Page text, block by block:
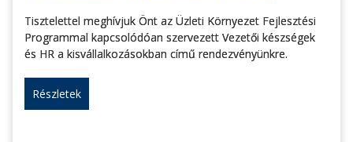
Tisztelettel meghívjuk Önt az Üzleti Környezet Fejlesztési
Programmal kapcsolódóan szervezett Vezetői készségek
és HR a kisvállalkozásokban című rendezvényünkre.
Részletek